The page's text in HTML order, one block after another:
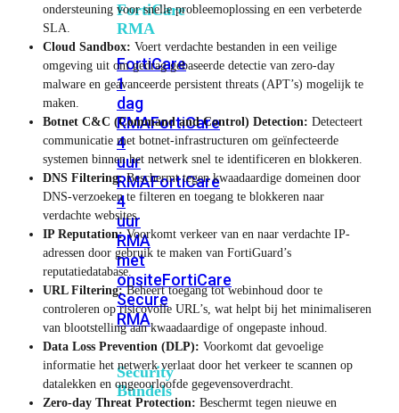
FortiCare
RMA
FortiCare
1
dag
RMAFortiCare
4
uur
RMAFortiCare
4
uur
RMA
met
onsiteFortiCare
Secure
RMA
Security
Bundels
ondersteuning voor snelle probleemoplossing en een verbeterde
SLA.
Cloud Sandbox: Voert verdachte bestanden in een veilige
omgeving uit om gedrag gebaseerde detectie van zero-day
malware en geavanceerde persistent threats (APT’s) mogelijk te
maken.
Botnet C&C (Command and Control) Detection: Detecteert
communicatie met botnet-infrastructuren om geïnfecteerde
systemen binnen het netwerk snel te identificeren en blokkeren.
DNS Filtering:Beschermt tegen kwaadaardige domeinen door
DNS-verzoeken te filteren en toegang te blokkeren naar
verdachte websites.
IP Reputation:Voorkomt verkeer van en naar verdachte IP-
adressen door gebruik te maken van FortiGuard’s
reputatiedatabase.
URL Filtering:Beheert toegang tot webinhoud door te
controleren op risicovolle URL’s, wat helpt bij het minimaliseren
van blootstelling aan kwaadaardige of ongepaste inhoud.
Data Loss Prevention (DLP): Voorkomt dat gevoelige
informatie het netwerk verlaat door het verkeer te scannen op
datalekken en ongeoorloofde gegevensoverdracht.
Zero-day Threat Protection: Beschermt tegen nieuwe en